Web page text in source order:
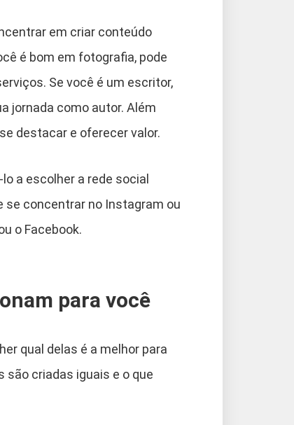
em criar conteúdo
é bom em fotografia, pode
Se você é um escritor,
jornada como autor. Além
destacar e oferecer valor.
a escolher a rede social
se concentrar no Instagram ou
o Facebook.
para você
qual delas é a melhor para
são criadas iguais e o que